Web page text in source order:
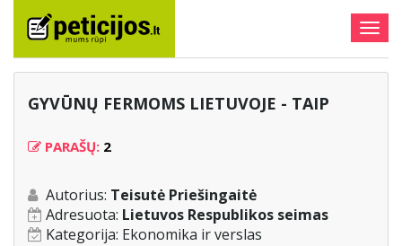
GYVŪNŲ FERMOMS LIETUVOJE - TAIP
PARAŠŲ: 2
Autorius: Teisutė Priešingaitė
Adresuota: Lietuvos Respublikos seimas
Kategorija: Ekonomika ir verslas